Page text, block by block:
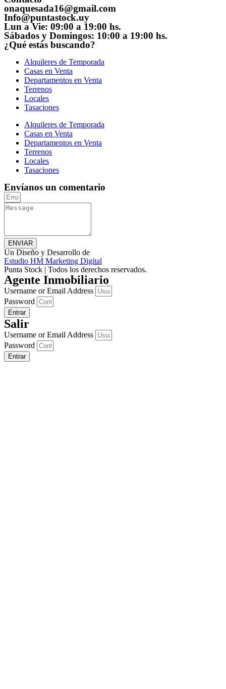
onaquesada16@gmail.com
Info@puntastock.uy
Lun a Vie: 09:00 a 19:00 hs.
Sábados y Domingos: 10:00 a 19:00 hs.
¿Qué estás buscando?
Alquileres de Temporada
Casas en Venta
Departamentos en Venta
Terrenos
Locales
Tasaciones
Alquileres de Temporada
Casas en Venta
Departamentos en Venta
Terrenos
Locales
Tasaciones
Envíanos un comentario
ENVIAR
Un Diseño y Desarrollo de
Estudio HM Marketing Digital
Punta Stock | Todos los derechos reservados.
Agente Inmobiliario
Username or Email Address
Password
Entrar
Salir
Username or Email Address
Password
Entrar